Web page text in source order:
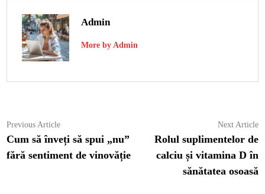
Admin
More by Admin
Navigare
în
articole
Previous ArticlePrevious
article:
Cum să înveți să spui „nu”
fără sentiment de vinovăție
Next Article
Rolul suplimentelor de
calciu și vitamina D în
sănătatea osoasă